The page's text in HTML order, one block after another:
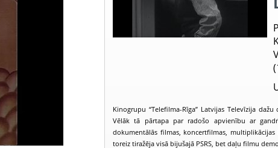
Kinogrupu “Telefilma-Rīga” Latvijas Televīzija
Vēlāk tā pārtapa par radošo apvienību ar
dokumentālās filmas, koncertfilmas,
toreiz tiražēja visā bijušajā PSRS, bet daļu filmu